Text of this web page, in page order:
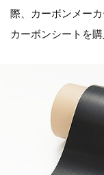
際、カーボンメー
カーボンシートを